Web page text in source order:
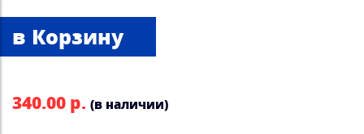
340.00 р. (в наличии)